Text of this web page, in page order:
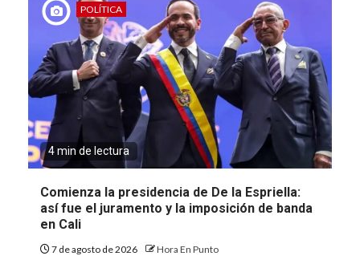
POLÍTICA
4 min de lectura
Comienza la presidencia de De la Espriella:
así fue el juramento y la imposición de banda
en Cali
7 de agosto de 2026 Hora En Punto